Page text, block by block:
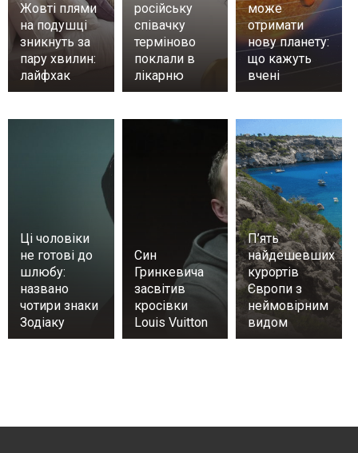
Жовті плями
на подушці
зникнуть за
пару хвилин:
лайфхак
російську
співачку
терміново
поклали в
лікарню
може
отримати
нову планету:
що кажуть
вчені
Ці чоловіки
не готові до
шлюбу:
названо
чотири знаки
Зодіаку
Син
Гринкевича
засвітив
кросівки
Louis Vuitton
П’ять
найдешевших
курортів
Європи з
неймовірним
видом